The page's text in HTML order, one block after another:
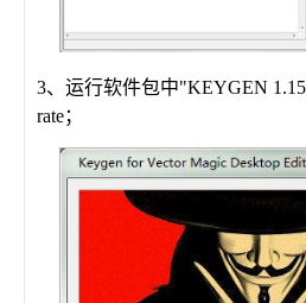
3、运行软件包中"KEYGEN
rate；